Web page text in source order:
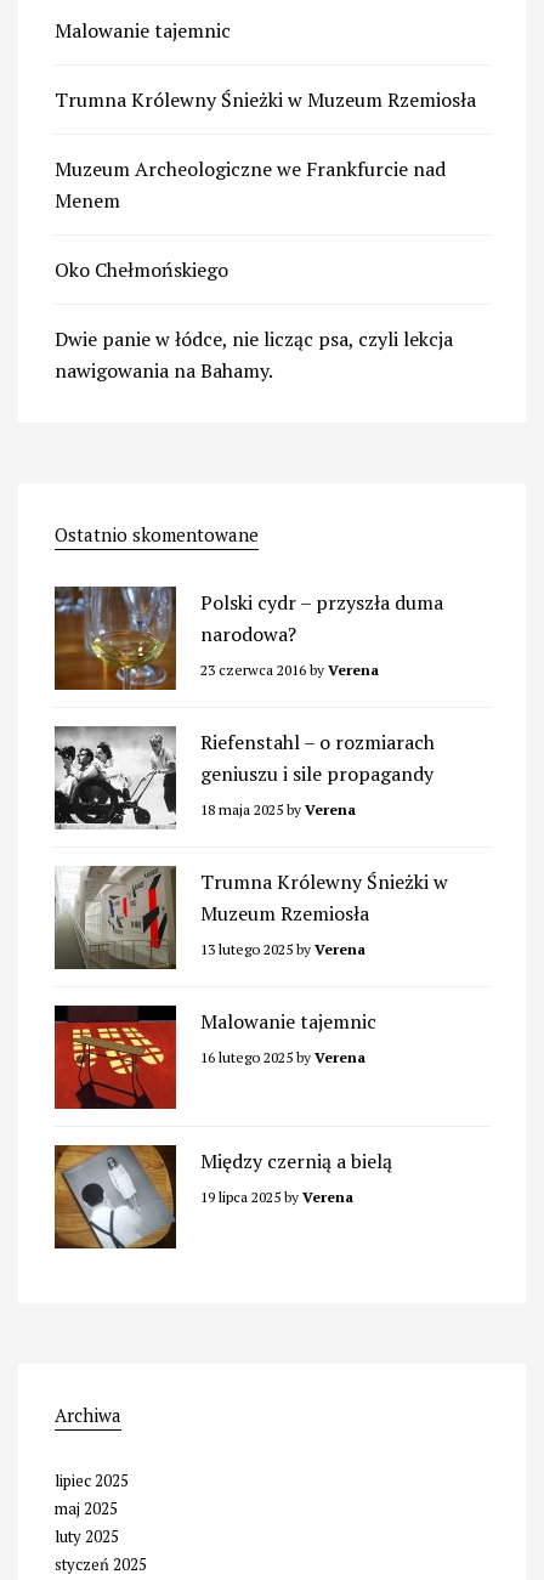
Malowanie tajemnic
Trumna Królewny Śnieżki w Muzeum Rzemiosła
Muzeum Archeologiczne we Frankfurcie nad
Menem
Oko Chełmońskiego
Dwie panie w łódce, nie licząc psa, czyli lekcja
nawigowania na Bahamy.
Ostatnio skomentowane
Polski cydr – przyszła duma
narodowa?
23 czerwca 2016 by Verena
Riefenstahl – o rozmiarach
geniuszu i sile propagandy
18 maja 2025 by Verena
Trumna Królewny Śnieżki w
Muzeum Rzemiosła
13 lutego 2025 by Verena
Malowanie tajemnic
16 lutego 2025 by Verena
Między czernią a bielą
19 lipca 2025 by Verena
Archiwa
lipiec 2025
maj 2025
luty 2025
styczeń 2025